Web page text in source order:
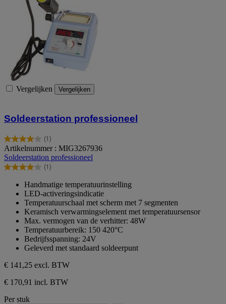
Vergelijken Vergelijken
Soldeerstation professioneel
(1)
4.0
van
de
5
beoordeling
Artikelnummer : MIG3267936
Soldeerstation professioneel
(1)
4.0
sterren.
beoordeling
Handmatige temperatuurinstelling
LED-activeringsindicatie
Temperatuurschaal met scherm met 7 segmenten
Keramisch verwarmingselement met temperatuursensor
Max. vermogen van de verhitter: 48W
Temperatuurbereik: 150 420°C
Bedrijfsspanning: 24V
Geleverd met standaard soldeerpunt
€ 141,25 excl. BTW
€ 170,91 incl. BTW
Per stuk